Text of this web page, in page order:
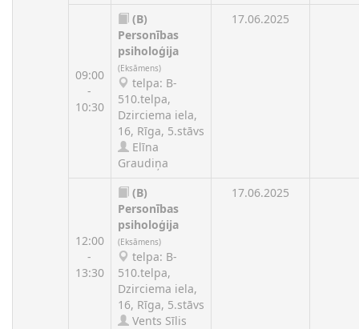
09:00
-
10:30
(B)
Personības
psiholoģija
(Eksāmens)
telpa: B-
510.telpa,
Dzirciema iela,
16, Rīga, 5.stāvs
Elīna
Graudiņa
17.06.2025
12:00
-
13:30
(B)
Personības
psiholoģija
(Eksāmens)
telpa: B-
510.telpa,
Dzirciema iela,
16, Rīga, 5.stāvs
Vents Sīlis
17.06.2025